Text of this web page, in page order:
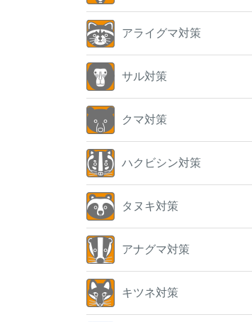
アライグマ対策
サル対策
クマ対策
ハクビシン対策
タヌキ対策
アナグマ対策
キツネ対策